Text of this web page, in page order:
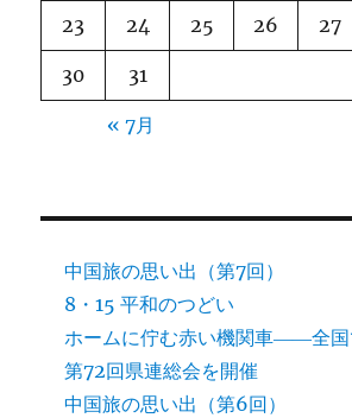
23 24 25 26 27
30 31
« 7月
中国旅の思い出（第7回）
8・15 平和のつどい
ホームに佇む赤い機関車――全国
第72回県連総会を開催
中国旅の思い出（第6回）